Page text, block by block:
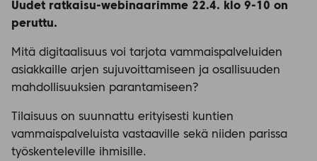
Uudet ratkaisu-webinaarimme 22.4. klo 9-10 on
peruttu.
Mitä digitaalisuus voi tarjota vammaispalveluiden
asiakkaille arjen sujuvoittamiseen ja osallisuuden
mahdollisuuksien parantamiseen?
Tilaisuus on suunnattu erityisesti kuntien
vammaispalveluista vastaaville sekä niiden parissa
työskenteleville ihmisille.